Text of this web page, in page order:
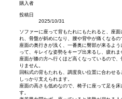
購入者
投稿日
2025/10/31
ソファーに座って背もたれにもたれると、座
れ、骨盤が斜めになり、腰や背中が痛くなるの
座面の奥行きが浅く、一番奥に臀部が来るよ
って、キレイな姿勢をキープ出来るし、疲れま
座面が膝の方へ行くほど高くなっているので
りません。
回転式の背もたれも、調度良い位置に合わせ
しっかり支えられます。
座面の高さも低めなので、椅子に座って足を
す。